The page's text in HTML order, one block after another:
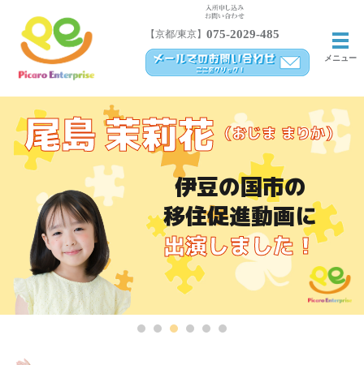
【京都/東京】 075-2029-485
メニュー
尾島茉莉花 （おじま まりか）
伊豆の国市の
移住促進動画に
出演しました！